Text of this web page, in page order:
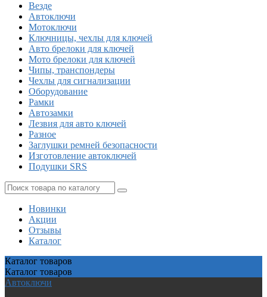
Везде
Автоключи
Мотоключи
Ключницы, чехлы для ключей
Авто брелоки для ключей
Мото брелоки для ключей
Чипы, транспондеры
Чехлы для сигнализации
Оборудование
Рамки
Автозамки
Лезвия для авто ключей
Разное
Заглушки ремней безопасности
Изготовление автоключей
Подушки SRS
Новинки
Акции
Отзывы
Каталог
Каталог товаров
Каталог товаров
Автоключи